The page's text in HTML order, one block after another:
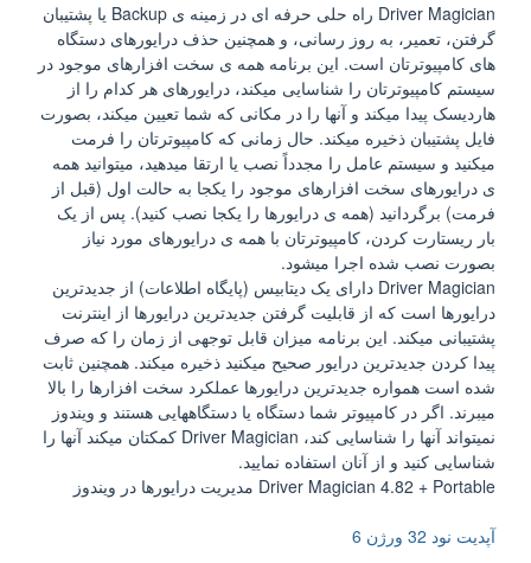
Driver Magician راه حلی حرفه ای در زمینه ی Backup یا پشتیبان
گرفتن، تعمیر، به روز رسانی، و همچنین حذف درایورهای دستگاه
های کامپیوترتان است. این برنامه همه ی سخت افزارهای موجود در
سیستم کامپیوترتان را شناسایی میکند، درایورهای هر کدام را از
هاردیسک پیدا میکند و آنها را در مکانی که شما تعیین میکند، بصورت
فایل پشتیبان ذخیره میکند. حال زمانی که کامپیوترتان را فرمت
میکنید و سیستم عامل را مجدداً نصب یا ارتقا میدهید، میتوانید همه
ی درایورهای سخت افزارهای موجود را یکجا به حالت اول (قبل از
فرمت) برگردانید (همه ی درایورها را یکجا نصب کنید). پس از یک
بار ریستارت کردن، کامپیوترتان با همه ی درایورهای مورد نیاز
بصورت نصب شده اجرا میشود.
Driver Magician دارای یک دیتابیس (پایگاه اطلاعات) از جدیدترین
درایورها است که از قابلیت گرفتن جدیدترین درایورها از اینترنت
پشتیبانی میکند. این برنامه میزان قابل توجهی از زمان را که صرف
پیدا کردن جدیدترین درایور صحیح میکنید ذخیره میکند. همچنین ثابت
شده است همواره جدیدترین درایورها عملکرد سخت افزارها را بالا
میبرند. اگر در کامپیوتر شما دستگاه یا دستگاههایی هستند و ویندوز
نمیتواند آنها را شناسایی کند، Driver Magician کمکتان میکند آنها را
شناسایی کنید و از آنان استفاده نمایید.
Driver Magician 4.82 + Portable مدیریت درایورها در ویندوز
آپدیت نود 32 ورژن 6